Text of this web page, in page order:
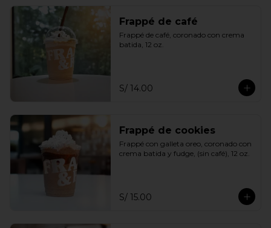
Frappé de café
Frappé de café, coronado con crema
batida, 12 oz.
S/ 14.00
Frappé de cookies
Frappé con galleta oreo, coronado con
crema batida y fudge, (sin café), 12 oz.
S/ 15.00